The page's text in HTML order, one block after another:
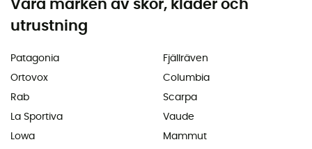
Våra märken av skor, kläder och
utrustning
Patagonia
Ortovox
Rab
La Sportiva
Lowa
Fjällräven
Columbia
Scarpa
Vaude
Mammut